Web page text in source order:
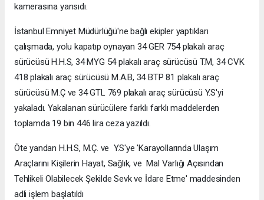
kamerasına yansıdı.
İstanbul Emniyet Müdürlüğü'ne bağlı ekipler yaptıkları
çalışmada, yolu kapatıp oynayan 34 GER 754 plakalı araç
sürücüsü H.H.S, 34 MYG 54 plakalı araç sürücüsü T.M, 34 CVK
418 plakalı araç sürücüsü M.A.B, 34 BTP 81 plakalı araç
sürücüsü M.Ç ve 34 GTL 769 plakalı araç sürücüsü Y.S'yi
yakaladı. Yakalanan sürücülere farklı farklı maddelerden
toplamda 19 bin 446 lira ceza yazıldı.
Öte yandan H.H.S, M.Ç. ve Y.S'ye 'Karayollarında Ulaşım
Araçlarını Kişilerin Hayat, Sağlık, ve Mal Varlığı Açısından
Tehlikeli Olabilecek Şekilde Sevk ve İdare Etme' maddesinden
adli işlem başlatıldı